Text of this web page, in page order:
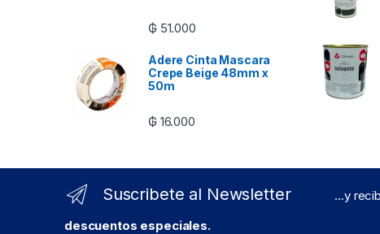
₲ 51.000
Adere Cinta Mascara
Crepe Beige 48mm x
50m
₲ 16.000
Suscribete al Newsletter ...y
descuentos especiales.